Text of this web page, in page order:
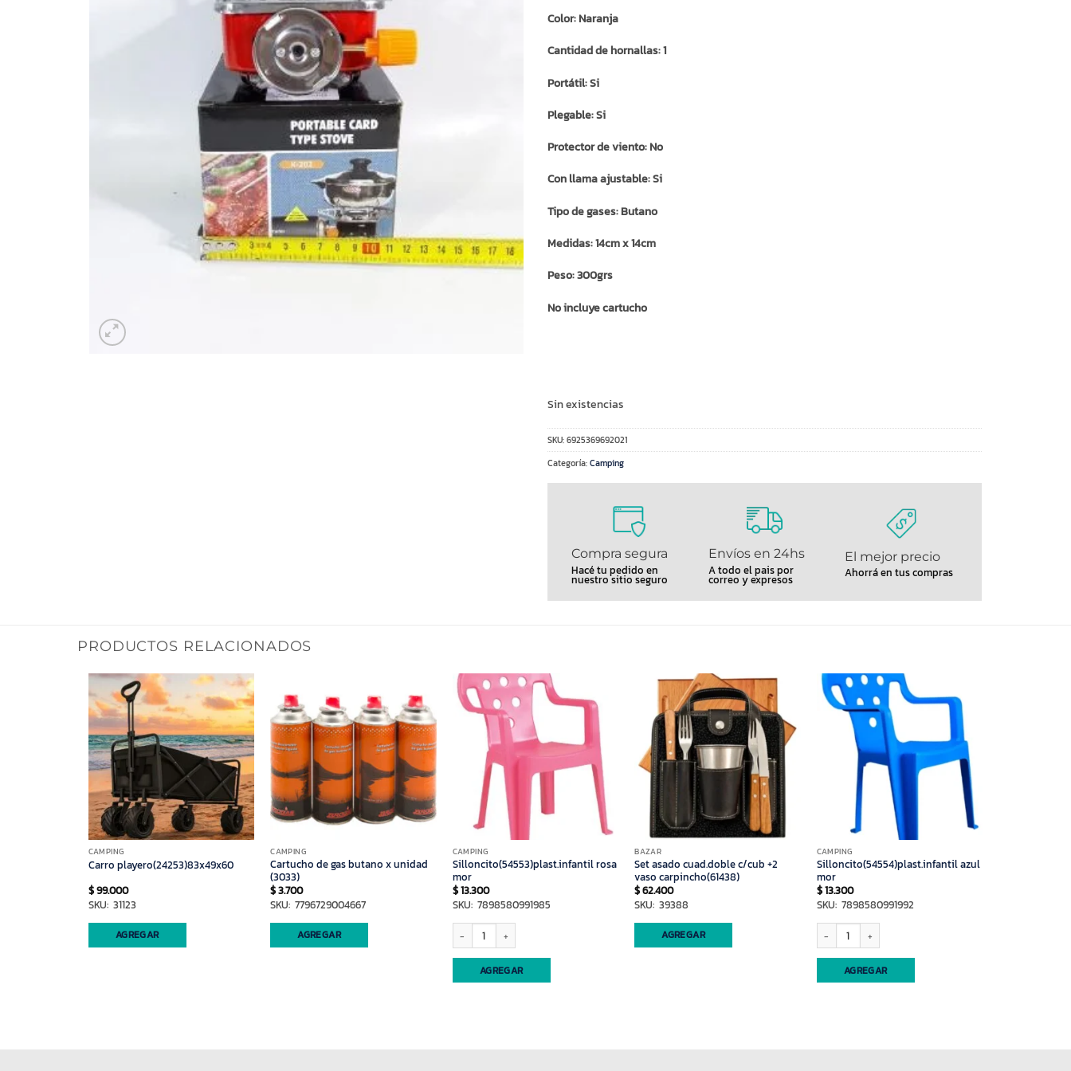
Color: Naranja
Cantidad de hornallas: 1
Portátil: Si
Plegable: Si
Protector de viento: No
Con llama ajustable: Si
Tipo de gases: Butano
Medidas: 14cm x 14cm
Peso: 300grs
No incluye cartucho
Sin existencias
SKU:6925369692021
Categoría:Camping
Compra segura
Hacé tu pedido en
nuestro sitio seguro
Envíos en 24hs
A todo el pais por
correo y expresos
El mejor precio
Ahorrá en tus compras
PRODUCTOS RELACIONADOS
CAMPING
Carro playero(24253)83x49x60
$99.000
SKU: 31123
AGREGAR
CAMPING
Cartucho de gas butano x unidad
(3033)
$3.700
SKU: 7796729004667
AGREGAR
CAMPING
Silloncito(54553)plast.infantil rosa
mor
$13.300
SKU: 7898580991985
Silloncito(54553)plast.infantil rosa mor cantidad
AGREGAR
BAZAR
Set asado cuad.doble c/cub +2
vaso carpincho(61438)
$62.400
SKU: 39388
AGREGAR
CAMPING
Silloncito(54554)plast.infantil azul
mor
$13.300
SKU: 7898580991992
Silloncito(54554)plast.infantil azul mor cantidad
AGREGAR